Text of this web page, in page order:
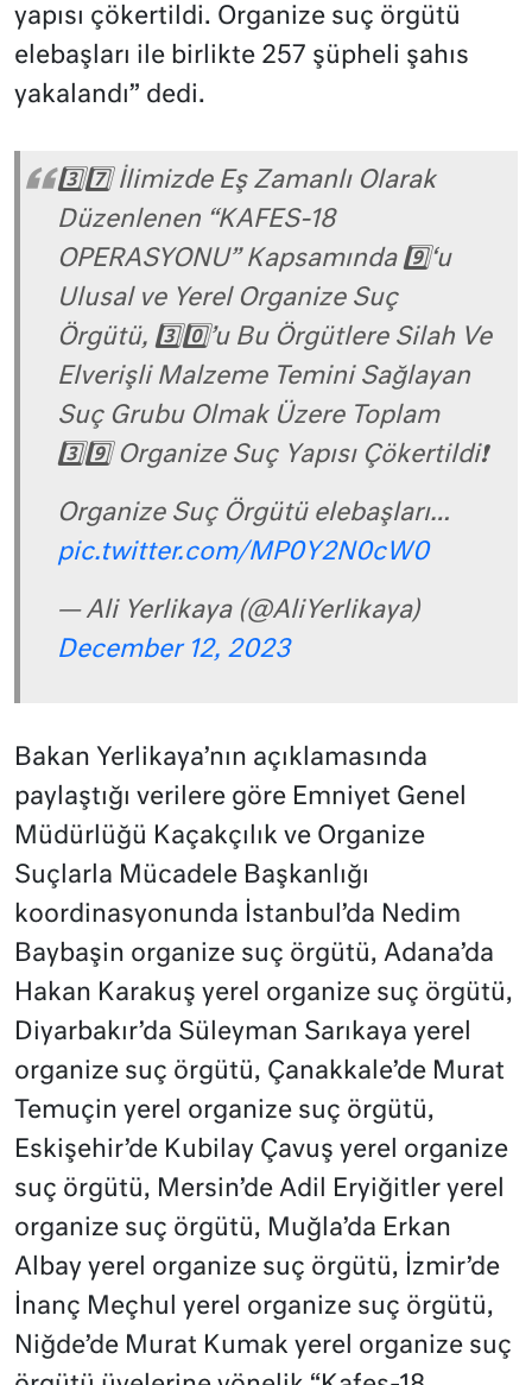
yapısı çökertildi. Organize suç örgütü
elebaşları ile birlikte 257 şüpheli şahıs
yakalandı” dedi.
3️⃣7️⃣ İlimizde Eş Zamanlı Olarak
Düzenlenen “KAFES-18
OPERASYONU” Kapsamında 9️⃣‘u
Ulusal ve Yerel Organize Suç
Örgütü, 3️⃣0️⃣’u Bu Örgütlere Silah Ve
Elverişli Malzeme Temini Sağlayan
Suç Grubu Olmak Üzere Toplam
3️⃣9️⃣ Organize Suç Yapısı Çökertildi❗️
Organize Suç Örgütü elebaşları…
pic.twitter.com/MP0Y2N0cW0
— Ali Yerlikaya (@AliYerlikaya)
December 12, 2023
Bakan Yerlikaya’nın açıklamasında
paylaştığı verilere göre Emniyet Genel
Müdürlüğü Kaçakçılık ve Organize
Suçlarla Mücadele Başkanlığı
koordinasyonunda İstanbul’da Nedim
Baybaşin organize suç örgütü, Adana’da
Hakan Karakuş yerel organize suç örgütü,
Diyarbakır’da Süleyman Sarıkaya yerel
organize suç örgütü, Çanakkale’de Murat
Temuçin yerel organize suç örgütü,
Eskişehir’de Kubilay Çavuş yerel organize
suç örgütü, Mersin’de Adil Eryiğitler yerel
organize suç örgütü, Muğla’da Erkan
Albay yerel organize suç örgütü, İzmir’de
İnanç Meçhul yerel organize suç örgütü,
Niğde’de Murat Kumak yerel organize suç